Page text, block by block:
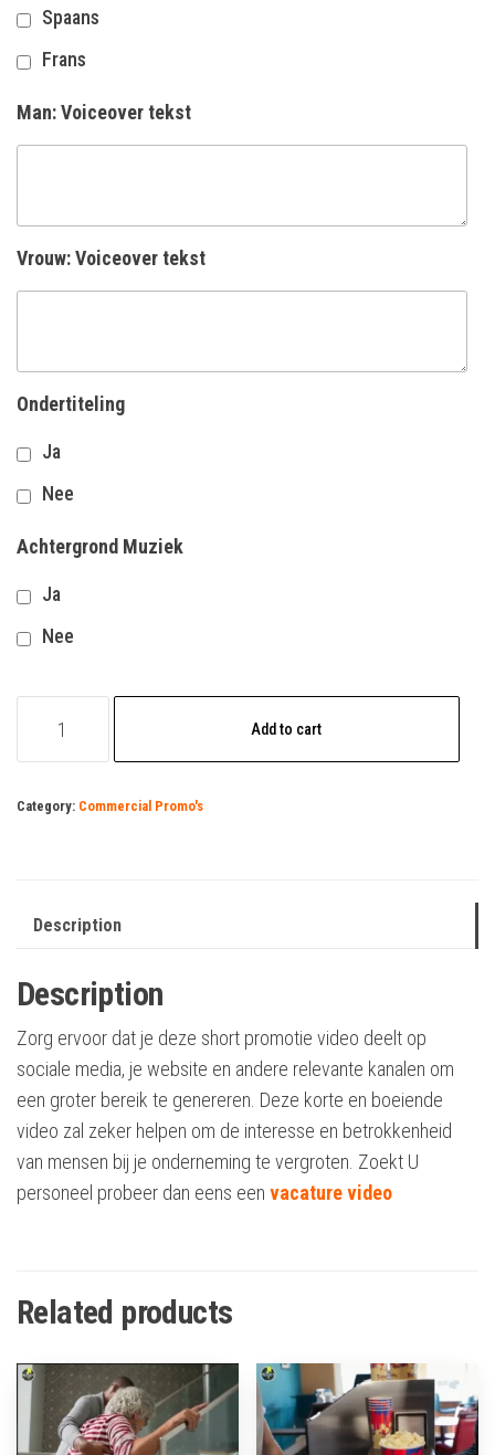
Spaans
Frans
Man: Voiceover tekst
Vrouw: Voiceover tekst
Ondertiteling
Ja
Nee
Achtergrond Muziek
Ja
Nee
trainingen
quantity
Add to cart
Category: Commercial Promo's
Description
Description
Zorg ervoor dat je deze short promotie video deelt op
sociale media, je website en andere relevante kanalen om
een groter bereik te genereren. Deze korte en boeiende
video zal zeker helpen om de interesse en betrokkenheid
van mensen bij je onderneming te vergroten. Zoekt U
personeel probeer dan eens een vacature video
Related products